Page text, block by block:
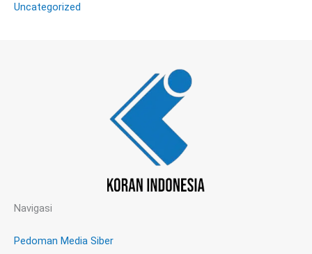
Uncategorized
Navigasi
Pedoman Media Siber